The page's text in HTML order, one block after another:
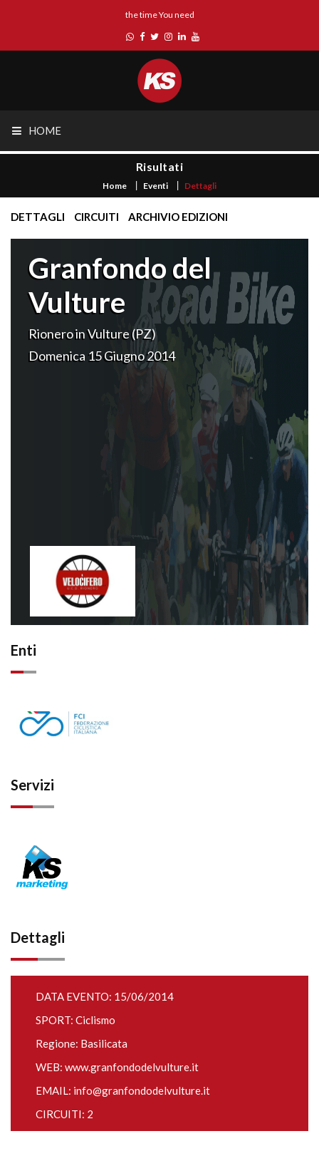
the time You need
HOME
Risultati
Home Eventi Dettagli
DETTAGLI CIRCUITI ARCHIVIO EDIZIONI
Granfondo del
Vulture
Rionero in Vulture (PZ)
Domenica 15 Giugno 2014
Enti
Servizi
Dettagli
DATA EVENTO: 15/06/2014
SPORT: Ciclismo
Regione: Basilicata
WEB: www.granfondodelvulture.it
EMAIL: info@granfondodelvulture.it
CIRCUITI: 2